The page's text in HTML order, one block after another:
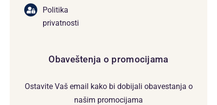
Politika
privatnosti
Obaveštenja o promocijama
Ostavite Vaš email kako bi dobijali obavestanja o
našim promocijama